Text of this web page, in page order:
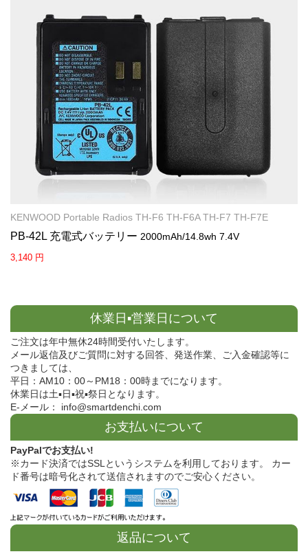
KENWOOD Portable Radios TH-F6 TH-F6A TH-F7 TH-F7E
PB-42L 充電式バッテリー 2000mAh/14.8wh 7.4V
3,140 円
休業日▪営業日について
ご注文は年中無休24時間受付いたします。
メール返信及びご質問に対する回答、発送作業、ご入金確認等に
つきましては、
平日：AM10：00～PM18：00時までになります。
休業日は土▪日▪祝▪祭日となります。
E-メール： info@smartdenchi.com
お支払いについて
PayPalでお支払い!
※カード決済ではSSLというシステムを利用しております。 カー
ド番号は暗号化されて送信されますのでご安心ください。
返品について